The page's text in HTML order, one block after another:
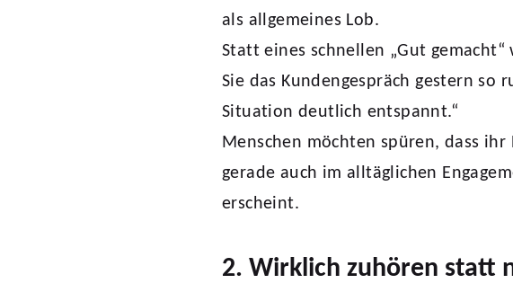
als allgemeines Lob.
Statt eines schnellen „Gut gemacht“
Sie das Kundengespräch gestern so
Situation deutlich entspannt.“
Menschen möchten spüren, dass
gerade auch im alltäglichen
erscheint.
2. Wirklich zuhören statt